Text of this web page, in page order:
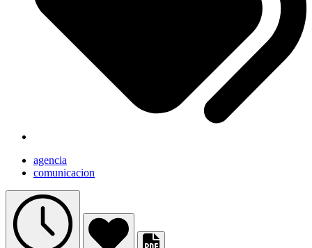
agencia
comunicacion